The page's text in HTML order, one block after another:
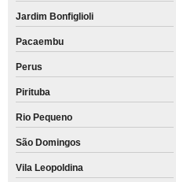
Jardim Bonfiglioli
Pacaembu
Perus
Pirituba
Rio Pequeno
São Domingos
Vila Leopoldina